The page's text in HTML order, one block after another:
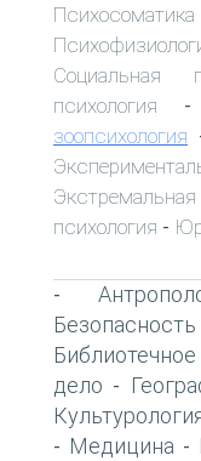
Психосоматика
Социальная
психология
зоопсихология
психология -
-
дело -
- Медицина -